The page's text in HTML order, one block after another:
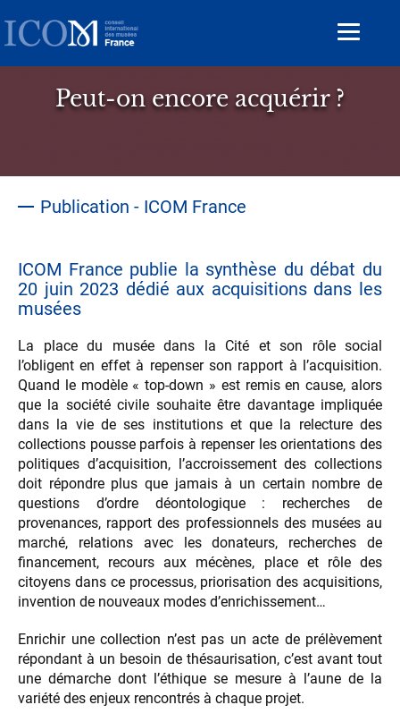
au
contenu
principal
Toggle
Peut-on encore acquérir ?
Publication - ICOM France
ICOM France publie la synthèse du débat du
20 juin 2023 dédié aux acquisitions dans les
musées
La place du musée dans la Cité et son rôle social
l’obligent en effet à repenser son rapport à l’acquisition.
Quand le modèle « top-down » est remis en cause, alors
que la société civile souhaite être davantage impliquée
dans la vie de ses institutions et que la relecture des
collections pousse parfois à repenser les orientations des
politiques d’acquisition, l’accroissement des collections
doit répondre plus que jamais à un certain nombre de
questions d’ordre déontologique : recherches de
provenances, rapport des professionnels des musées au
marché, relations avec les donateurs, recherches de
financement, recours aux mécènes, place et rôle des
citoyens dans ce processus, priorisation des acquisitions,
invention de nouveaux modes d’enrichissement…
Enrichir une collection n’est pas un acte de prélèvement
répondant à un besoin de thésaurisation, c’est avant tout
une démarche dont l’éthique se mesure à l’aune de la
variété des enjeux rencontrés à chaque projet.